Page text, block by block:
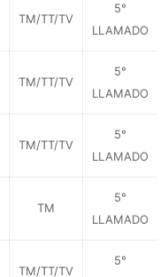
TM/TT/TV
5°
LLAMADO
TM/TT/TV
5°
LLAMADO
TM/TT/TV
5°
LLAMADO
TM
5°
LLAMADO
TM/TT/TV
5°